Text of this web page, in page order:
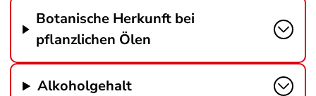
Botanische Herkunft bei
pflanzlichen Ölen
Alkoholgehalt